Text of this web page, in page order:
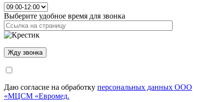
Выберите удобное время для звонка
Даю согласие на обработку персональных данных ООО
«МЦСМ «Евромед.